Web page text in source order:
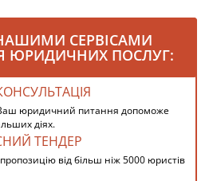
СЕРВІСАМИ
ЮРИДИЧНИХ ПОСЛУГ:
юридичний питання допоможе
діях.
ТЕНДЕР
від більш ніж 5000 юристів